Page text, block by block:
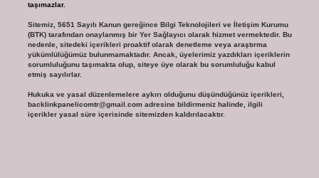
taşımazlar.
Sitemiz, 5651 Sayılı Kanun gereğince Bilgi Teknolojileri ve İletişim Kurumu
(BTK) tarafından onaylanmış bir Yer Sağlayıcı olarak hizmet vermektedir. Bu
nedenle, sitedeki içerikleri proaktif olarak denetleme veya araştırma
yükümlülüğümüz bulunmamaktadır. Ancak, üyelerimiz yazdıkları içeriklerin
sorumluluğunu taşımakta olup, siteye üye olarak bu sorumluluğu kabul
etmiş sayılırlar.
Hukuka ve yasal düzenlemelere aykırı olduğunu düşündüğünüz içerikleri,
backlinkpanelicomtr@gmail.comadresine bildirmeniz halinde, ilgili
içerikler yasal süre içerisinde sitemizden kaldırılacaktır.